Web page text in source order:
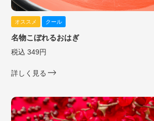
オススメ クール
名物こぼれるおはぎ
税込 349円
詳しく見る